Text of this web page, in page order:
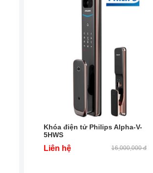
Khóa điện tử Philips Alpha-V-
5HWS
Liên hệ 16,000,000 đ